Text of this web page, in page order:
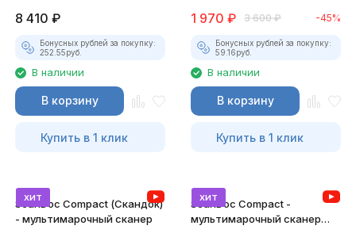
8 410 ₽
Бонусных рублей за покупку:
252.55руб.
В наличии
В корзину
Купить в 1 клик
1 970 ₽ 3 600 ₽ -45%
Бонусных рублей за покупку:
59.16руб.
В наличии
В корзину
Купить в 1 клик
хит
ScanDoc Compact (Скандок)
- мультимарочный сканер
хит
ScanDoc Compact -
мультимарочный сканер